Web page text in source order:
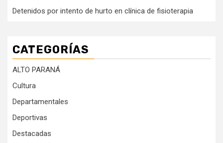
Detenidos por intento de hurto en clínica de fisioterapia
CATEGORÍAS
ALTO PARANÁ
Cultura
Departamentales
Deportivas
Destacadas